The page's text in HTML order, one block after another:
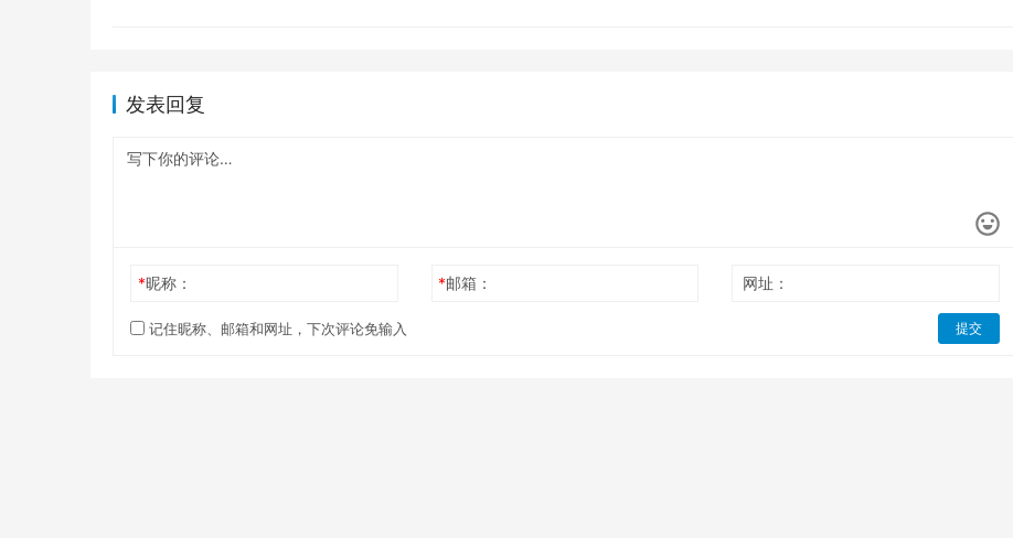
发表回复
*昵称： *邮箱： 网址：
记住昵称、邮箱和网址，下次评论免输入 提交